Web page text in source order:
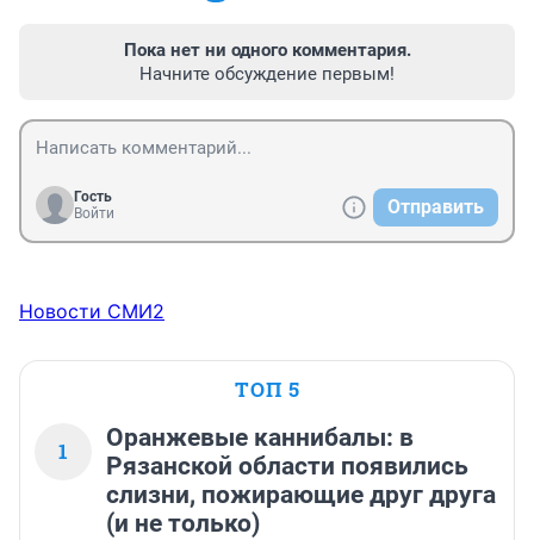
Пока нет ни одного комментария.
Начните обсуждение первым!
Гость
Войти
Отправить
Новости СМИ2
ТОП 5
1
Оранжевые каннибалы: в
Рязанской области появились
слизни, пожирающие друг друга
(и не только)